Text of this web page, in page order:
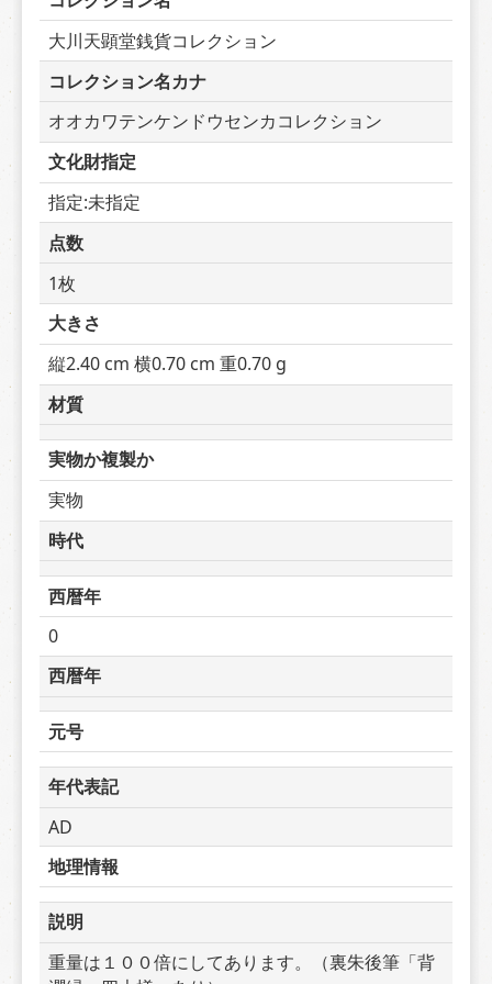
大川天顕堂銭貨コレクション
コレクション名カナ
オオカワテンケンドウセンカコレクション
文化財指定
指定:未指定
点数
1枚
大きさ
縦2.40 cm 横0.70 cm 重0.70 g
材質
実物か複製か
実物
時代
西暦年
0
西暦年
元号
年代表記
AD
地理情報
説明
重量は１００倍にしてあります。（裏朱後筆「背